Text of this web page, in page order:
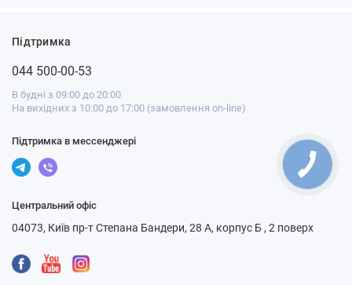
Підтримка
044 500-00-53
В будні з 09:00 до 20:00
На вихідних з 10:00 до 17:00 (замовлення on-line)
Підтримка в мессенджері
Центральний офіс
04073, Київ пр-т Степана Бандери, 28 А, корпус Б , 2 поверх